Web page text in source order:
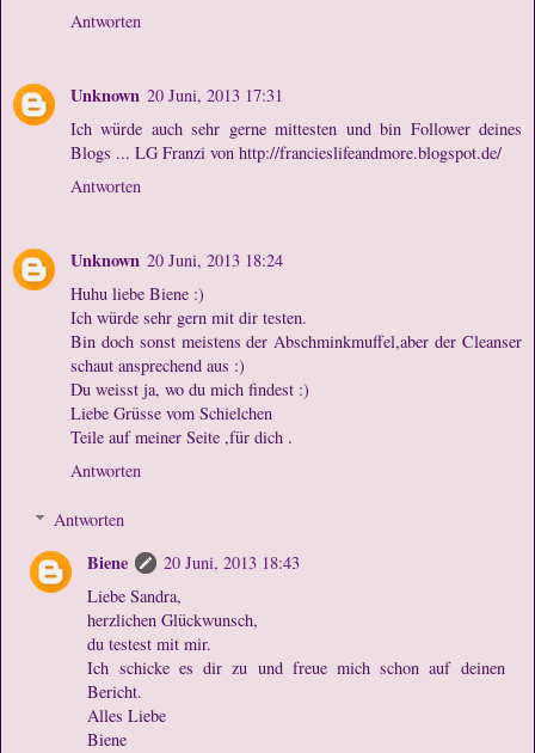
Antworten
Unknown 20 Juni, 2013 17:31
Ich würde auch sehr gerne mittesten und bin Follower deines
Blogs ... LG Franzi von http://francieslifeandmore.blogspot.de/
Antworten
Unknown 20 Juni, 2013 18:24
Huhu liebe Biene :)
Ich würde sehr gern mit dir testen.
Bin doch sonst meistens der Abschminkmuffel,aber der Cleanser
schaut ansprechend aus :)
Du weisst ja, wo du mich findest :)
Liebe Grüsse vom Schielchen
Teile auf meiner Seite ,für dich .
Antworten
Antworten
Biene
20 Juni, 2013 18:43
Liebe Sandra,
herzlichen Glückwunsch,
du testest mit mir.
Ich schicke es dir zu und freue mich schon auf deinen
Bericht.
Alles Liebe
Biene